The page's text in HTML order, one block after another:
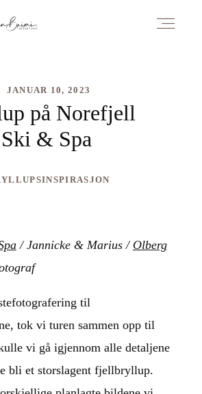
JANUAR 10, 2023
på Norefjell
Ski & Spa
/ Jannicke & Marius / Olberg
til
tok vi turen sammen opp til
vi gå igjennom alle detaljene
bli et storslagent fjellbryllup.
I SKI, SVEIN BRIMI
AV SVEIN BRIMI